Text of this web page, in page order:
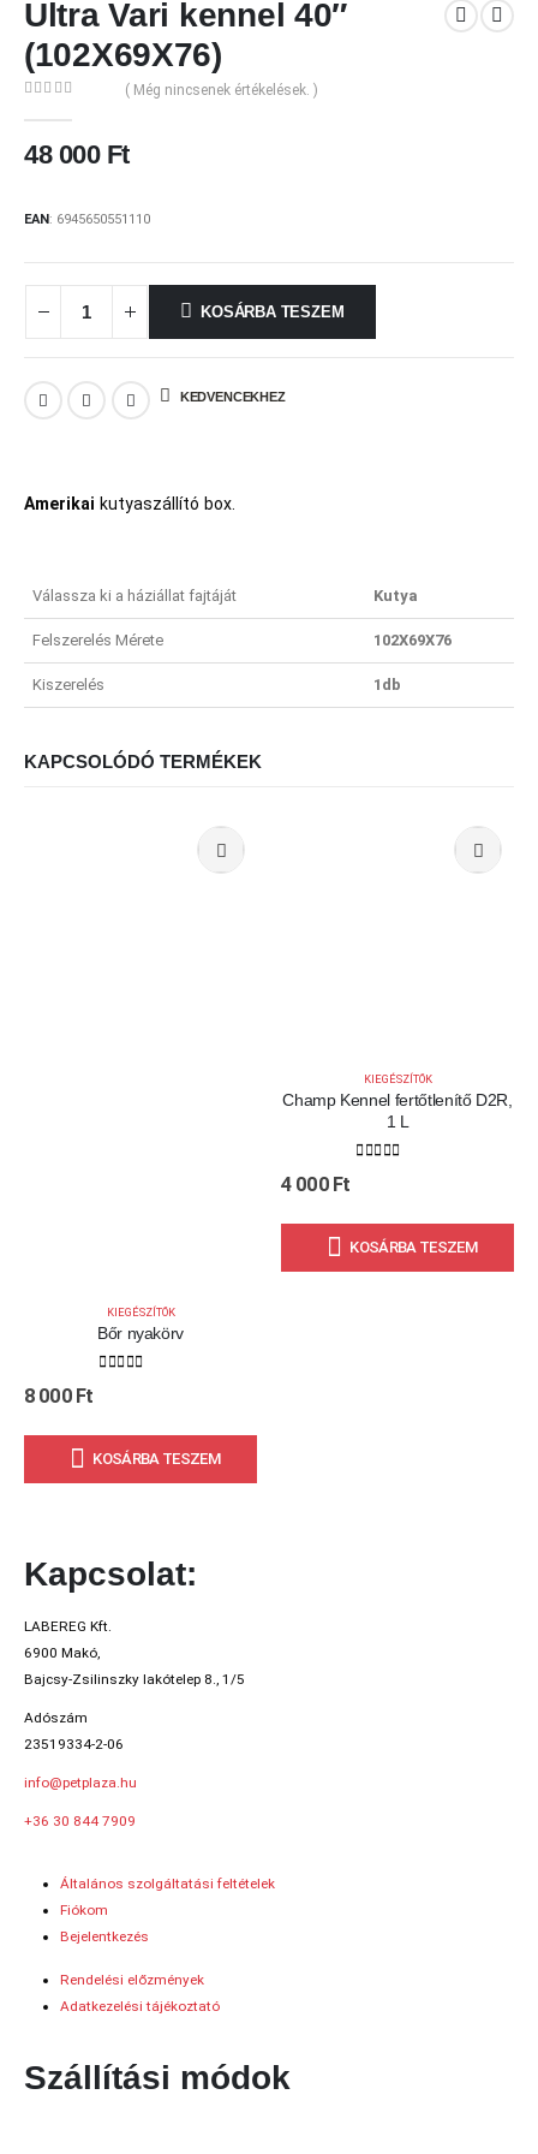
Ultra Vari kennel 40″
(102X69X76)
( Még nincsenek értékelések. )
48 000 Ft
EAN : 6945650551110
KOSÁRBA TESZEM
KEDVENCEKHEZ
Amerikai kutyaszállító box.
Válassza ki a háziállat fajtáját Kutya
Felszerelés Mérete 102X69X76
Kiszerelés 1db
KAPCSOLÓDÓ TERMÉKEK
KIEGÉSZÍTŐK
Bőr nyakörv
8 000 Ft
KOSÁRBA TESZEM
KIEGÉSZÍTŐK
Champ Kennel fertőtlenítő D2R,
1 L
4 000 Ft
KOSÁRBA TESZEM
Kapcsolat:
LABEREG Kft.
6900 Makó,
Bajcsy-Zsilinszky lakótelep 8., 1/5
Adószám
23519334-2-06
info@petplaza.hu
+36 30 844 7909
Általános szolgáltatási feltételek
Fiókom
Bejelentkezés
Rendelési előzmények
Adatkezelési tájékoztató
Szállítási módok